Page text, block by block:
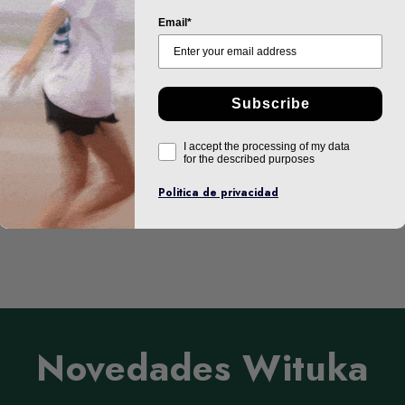
Novedades Wituka
Email*
Subscribe
I accept the processing of my data
for the described purposes
Politica de privacidad